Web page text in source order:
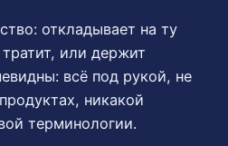
откладывает на ту
или держит
всё под рукой, не
никакой
терминологии.